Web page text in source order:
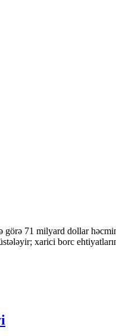
71 milyard dollar
xarici borc